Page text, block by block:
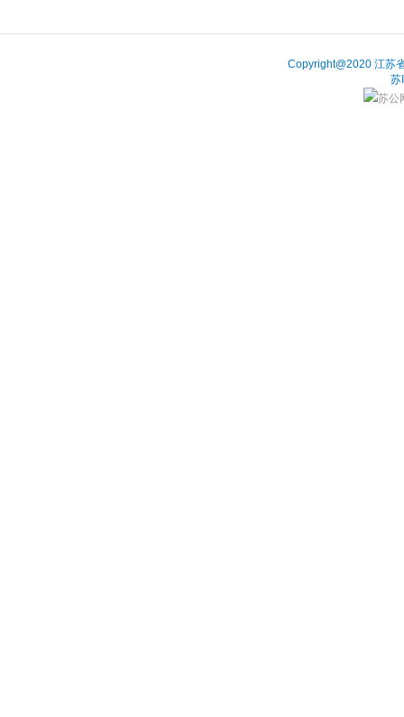
Copyright@2020 江苏
苏
苏公